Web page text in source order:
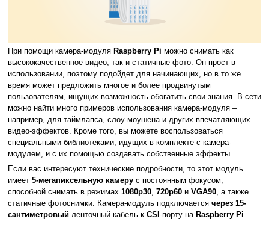
При помощи камера-модуля Raspberry Pi можно снимать как
высококачественное видео, так и статичные фото. Он прост в
использовании, поэтому подойдет для начинающих, но в то же
время может предложить многое и более продвинутым
пользователям, ищущих возможность обогатить свои знания. В сети
можно найти много примеров использования камера-модуля –
например, для таймлапса, слоу-моушена и других впечатляющих
видео-эффектов. Кроме того, вы можете воспользоваться
специальными библиотеками, идущих в комплекте с камера-
модулем, и с их помощью создавать собственные эффекты.
Если вас интересуют технические подробности, то этот модуль
имеет 5-мегапиксельную камерус постоянным фокусом,
способной снимать в режимах 1080p30, 720p60и VGA90, а также
статичные фотоснимки. Камера-модуль подключается через 15-
сантиметровыйленточный кабель к CSI -порту на Raspberry Pi.